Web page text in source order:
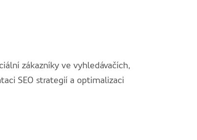
zákazníky ve vyhledávačích,
SEO strategií a optimalizaci